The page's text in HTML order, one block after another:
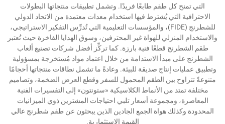
التي تمنح كل طقم طابعًا فريدًا. وتشمل تطبيقات منتجاتها البطولات
الاحترافية التي يُشترط فيها استخدام معدات معتمدة من الاتحاد الدولي
للشطرنج (FIDE)، والمؤسسات التعليمية التي تُدرِّس التفكير الاستراتيجي،
والاستخدام المنزلي للهواة غير المحترفين، وسوق الهدايا الفاخرة حيث تُعتبر
طقم الشطرنج قطعًا فنية بارزة. كما تركِّز أفضل شركات تصنيع ألعاب
الشطرنج على مبدأ الاستدامة من خلال اعتماد مواد مُستخرجة بمسؤولية
وتطبيق عمليات إنتاج صديقة للبيئة. وعادةً ما تشمل نطاقات منتجاتها أحجامًا
متنوعةً تتراوح بين الطقم المحمول للسفر وقطع العرض الضخمة، وتصاميم
مختلفة تمتد من الأنماط الكلاسيكية «ستونتون» إلى التفسيرات الفنية
المعاصرة، ومجموعة أسعار تلبي احتياجات المشترين ذوي الميزانيات
المحدودة وكذلك هواة الجمع الجادين الذين يبحثون عن طقم شطرنج عالي
القيمة الاستثمارية.